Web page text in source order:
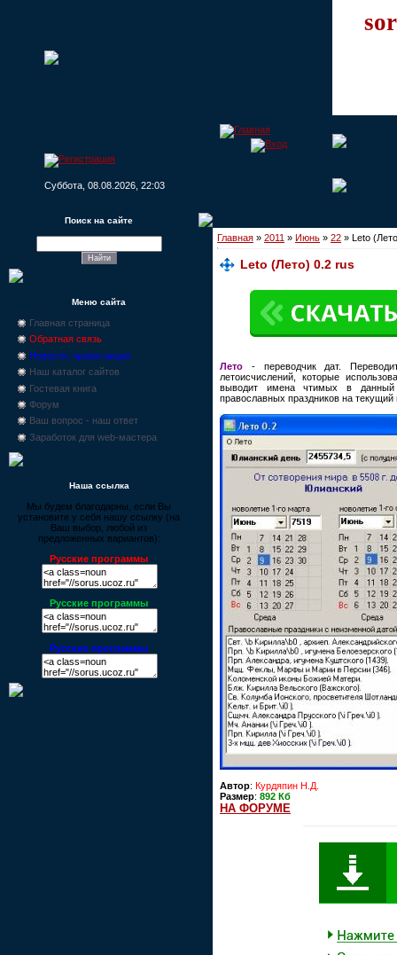
Суббота, 08.08.2026, 22:03
Поиск на сайте
Меню сайта
Главная страница
Обратная связь
Новости, промо-акции
Наш каталог сайтов
Гостевая книга
Форум
Ваш вопрос - наш ответ
Заработок для web-мастера
Наша ссылка
Мы будем благодарны, если Вы
установите у себя нашу ссылку (на
Ваш выбор, любой из
предложенных вариантов):
Русские программы
Русские программы
Русские программы
Главная » 2011 » Июнь » 22 » Leto
Leto (Лето) 0.2 rus
Лето - переводчик дат.
летоисчислений, которые
выводит имена чтимых в данный
православных праздников на текущий
Автор: Курдяпин Н.Д.
Размер: 892 Кб
НА ФОРУМЕ